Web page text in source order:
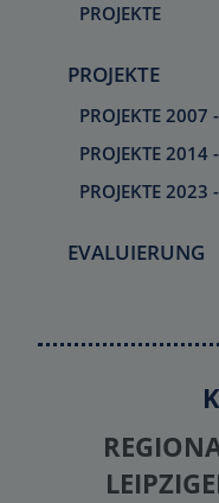
PROJEKTE
PROJEKTE
PROJEKTE 2007
PROJEKTE 2014
PROJEKTE 2023
EVALUIERUNG